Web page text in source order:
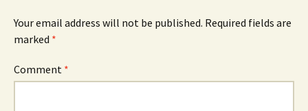
Your email address will not be published. Required fields are
marked *
Comment *